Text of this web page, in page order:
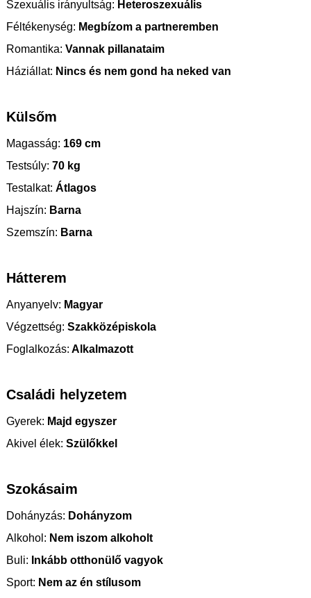
Szexuális irányultság: Heteroszexuális
Féltékenység: Megbízom a partneremben
Romantika: Vannak pillanataim
Háziállat: Nincs és nem gond ha neked van
Külsőm
Magasság: 169 cm
Testsúly: 70 kg
Testalkat: Átlagos
Hajszín: Barna
Szemszín: Barna
Hátterem
Anyanyelv: Magyar
Végzettség: Szakközépiskola
Foglalkozás: Alkalmazott
Családi helyzetem
Gyerek: Majd egyszer
Akivel élek: Szülőkkel
Szokásaim
Dohányzás: Dohányzom
Alkohol: Nem iszom alkoholt
Buli: Inkább otthonülő vagyok
Sport: Nem az én stílusom